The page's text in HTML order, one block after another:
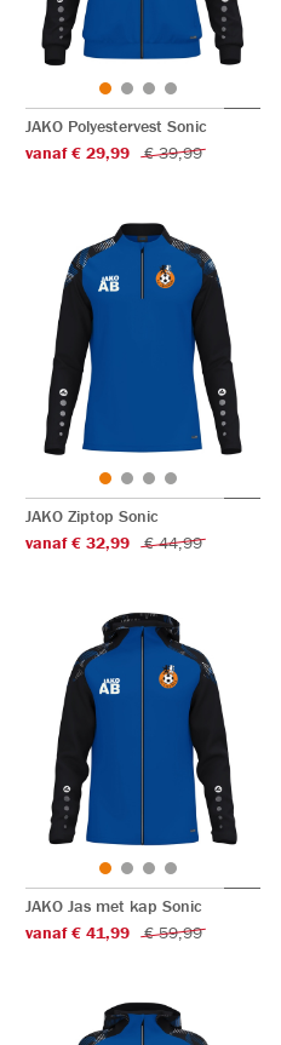
JAKO Polyestervest Sonic
vanaf € 29,99
€ 39,99
JAKO Ziptop Sonic
vanaf € 32,99
€ 44,99
JAKO Jas met kap Sonic
vanaf € 41,99
€ 59,99